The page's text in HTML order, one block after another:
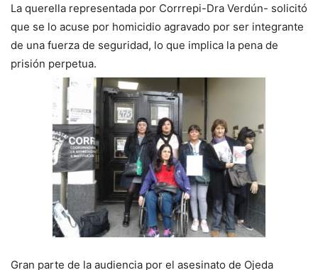
La querella representada por Corrrepi-Dra Verdún- solicitó
que se lo acuse por homicidio agravado por ser integrante
de una fuerza de seguridad, lo que implica la pena de
prisión perpetua.
Gran parte de la audiencia por el asesinato de Ojeda